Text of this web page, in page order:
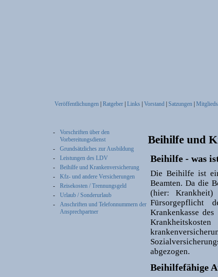
Veröffentlichungen Ratgeber Links Vorstand Satzungen
-
Vorschriften über den
Vorbereitungsdienst
-
Grundsätzliches zur Ausbildung
-
Leistungen des LDV
-
Beihilfe und Krankenversicherung
-
Kfz- und andere Versicherungen
-
Reisekosten / Trennungsgeld
-
Urlaub / Sonderurlaub
-
Anschriften und Telefonnummern der
Ansprechpartner
Beihilfe und
Beihilfe - was
Die Beihilfe ist
Beamten. Da die
(hier:
Fürsorgepflicht
Krankenkasse
abgezogen.
Beihilfefähige